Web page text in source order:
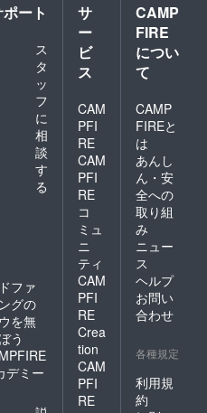
ート
ス
タ
ッ
フ
に
相
談
す
る
ファ
グの
を無
う
デミー
サ
ー
ビ
ス
CAM
PFI
RE
CAM
PFI
RE
コ
ミュ
ニ
ティ
CAM
PFI
RE
Crea
tion
CAM
PFI
RE
CAMP
FIRE
につい
て
CAMP
FIREと
は
あんし
ん・安
全への
取り組
み
ニュー
ス
ヘルプ
お問い
合わせ
各種規定
利用規
約